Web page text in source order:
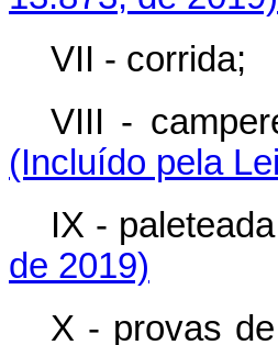
VII - corrida;
VIII -
(Incluído pela
IX -
de 2019)
X - provas